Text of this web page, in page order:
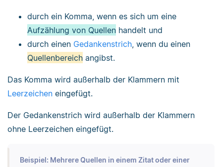
durch ein Komma, wenn es sich um eine
Aufzählung von Quellen handelt und
durch einen Gedankenstrich , wenn du einen
Quellenbereich angibst.
Das Komma wird außerhalb der Klammern mit
Leerzeichen eingefügt.
Der Gedankenstrich wird außerhalb der Klammern
ohne Leerzeichen eingefügt.
Beispiel: Mehrere Quellen in einem Zitat oder einer